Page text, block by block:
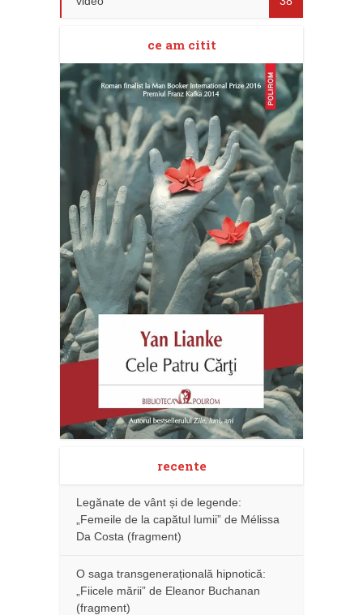
ce am citit
recente
Legănate de vânt și de legende:
„Femeile de la capătul lumii” de Mélissa
Da Costa (fragment)
O saga transgenerațională hipnotică:
„Fiicele mării” de Eleanor Buchanan
(fragment)